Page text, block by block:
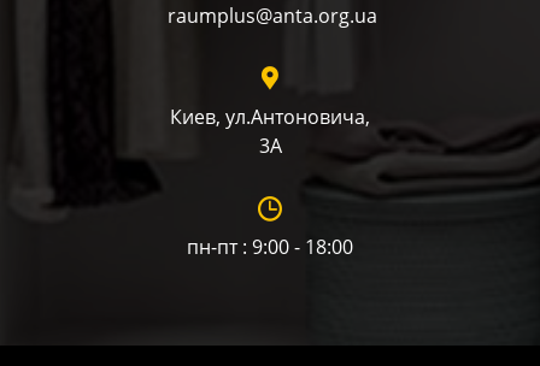
raumplus@anta.org.ua
Киев, ул.Антоновича,
3А
пн-пт : 9:00 - 18:00